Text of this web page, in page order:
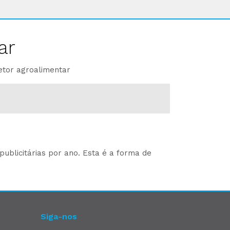
agroalimentar
por ano. Esta é a forma de
Siga-nos